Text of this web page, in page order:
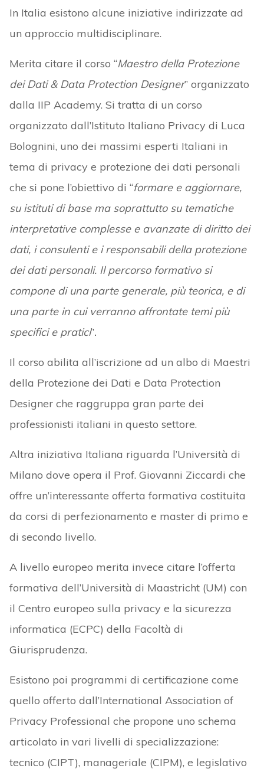
In Italia esistono alcune iniziative indirizzate ad
un approccio multidisciplinare.
Merita citare il corso “Maestro della Protezione
dei Dati & Data Protection Designer” organizzato
dalla IIP Academy. Si tratta di un corso
organizzato dall’Istituto Italiano Privacy di Luca
Bolognini, uno dei massimi esperti Italiani in
tema di privacy e protezione dei dati personali
che si pone l’obiettivo di “formare e aggiornare,
su istituti di base ma soprattutto su tematiche
interpretative complesse e avanzate di diritto dei
dati, i consulenti e i responsabili della protezione
dei dati personali. Il percorso formativo si
compone di una parte generale, più teorica, e di
una parte in cui verranno affrontate temi più
specifici e pratici”.
Il corso abilita all’iscrizione ad un albo di Maestri
della Protezione dei Dati e Data Protection
Designer che raggruppa gran parte dei
professionisti italiani in questo settore.
Altra iniziativa Italiana riguarda l’Università di
Milano dove opera il Prof. Giovanni Ziccardi che
offre un’interessante offerta formativa costituita
da corsi di perfezionamento e master di primo e
di secondo livello.
A livello europeo merita invece citare l’offerta
formativa dell’Università di Maastricht (UM) con
il Centro europeo sulla privacy e la sicurezza
informatica (ECPC) della Facoltà di
Giurisprudenza.
Esistono poi programmi di certificazione come
quello offerto dall’International Association of
Privacy Professional che propone uno schema
articolato in vari livelli di specializzazione:
tecnico (CIPT), manageriale (CIPM), e legislativo